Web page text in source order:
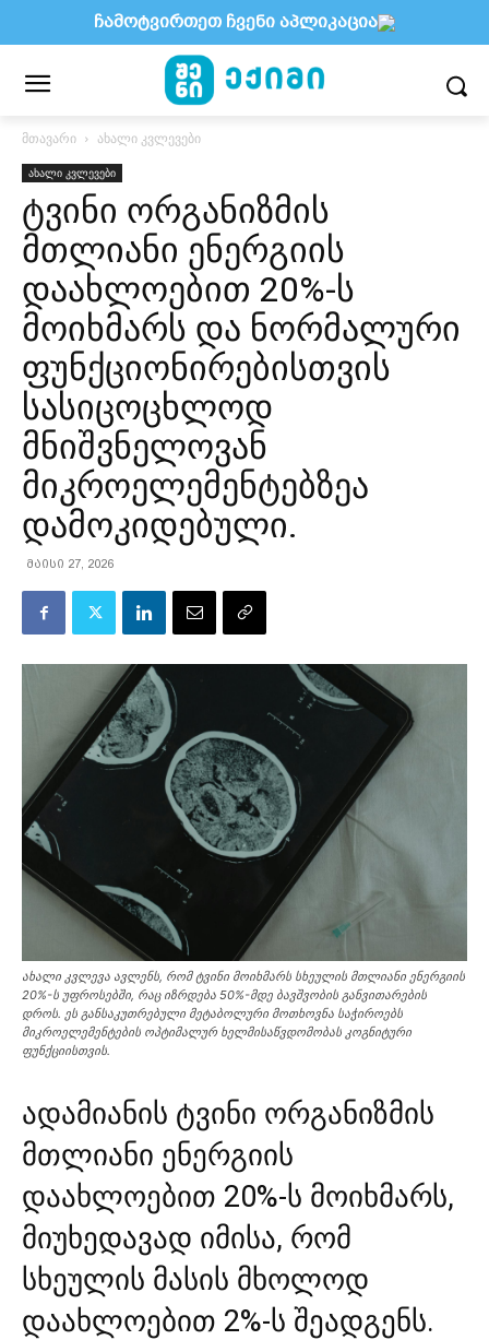
მთავარი ახალი კვლევები
ახალი კვლევები
ტვინი ორგანიზმის
მთლიანი ენერგიის
დაახლოებით 20%-ს
მოიხმარს და ნორმალური
ფუნქციონირებისთვის
სასიცოცხლოდ
მნიშვნელოვან
მიკროელემენტებზეა
დამოკიდებული.
მაისი 27, 2026
ახალი კვლევა ავლენს, რომ ტვინი მოიხმარს სხეულის მთლიანი ენერგიის
20%-ს უფროსებში, რაც იზრდება 50%-მდე ბავშვობის განვითარების
დროს. ეს განსაკუთრებული მეტაბოლური მოთხოვნა საჭიროებს
მიკროელემენტების ოპტიმალურ ხელმისაწვდომობას კოგნიტური
ფუნქციისთვის.
ადამიანის ტვინი ორგანიზმის
მთლიანი ენერგიის
დაახლოებით 20%-ს მოიხმარს,
მიუხედავად იმისა, რომ
სხეულის მასის მხოლოდ
დაახლოებით 2%-ს შეადგენს.
ჩამოტვირთეთ ჩვენი აპლიკაცია